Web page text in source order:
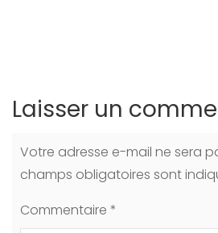
Laisser un
Votre adresse e-mail ne sera
champs obligatoires sont
Commentaire *